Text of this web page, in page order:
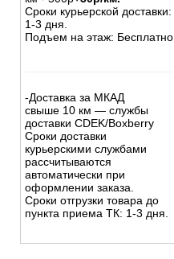
Сроки курьерской доставки:
1-3 дня.
Подъем на этаж: Бесплатно
-Доставка за МКАД
свыше 10 км — службы
доставки CDEK/Boxberry
Сроки доставки
курьерскими службами
рассчитываются
автоматически при
оформлении заказа.
Сроки отгрузки товара до
пункта приема ТК: 1-3 дня.